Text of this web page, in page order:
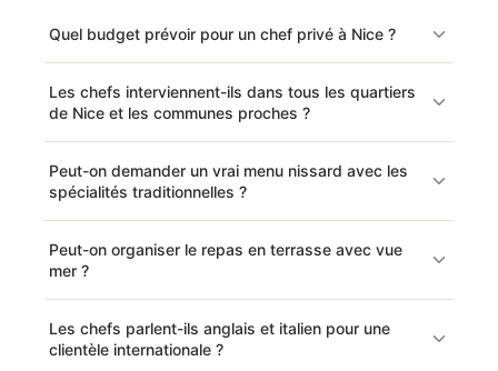
Quel budget prévoir pour un chef privé à Nice ?
Les chefs interviennent-ils dans tous les quartiers
de Nice et les communes proches ?
Peut-on demander un vrai menu nissard avec les
spécialités traditionnelles ?
Peut-on organiser le repas en terrasse avec vue
mer ?
Les chefs parlent-ils anglais et italien pour une
clientèle internationale ?